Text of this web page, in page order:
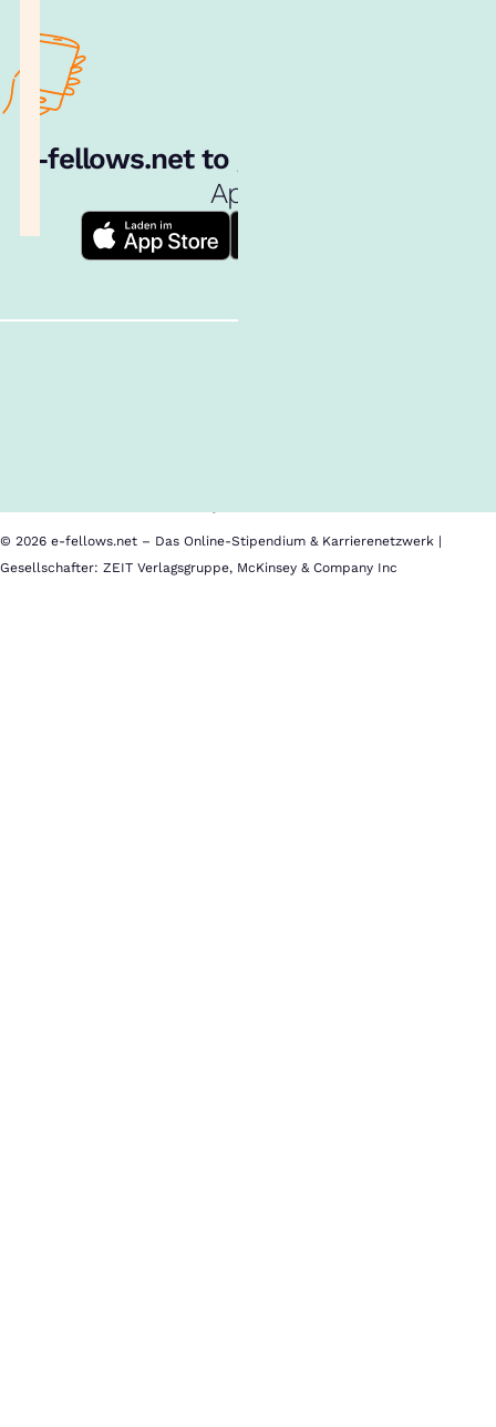
e‑fellows.net to go:
App!
© 2026 e-fellows.net – Das Online-Stipendium & Karrierenetzwerk |
Gesellschafter: ZEIT Verlagsgruppe, McKinsey & Company Inc